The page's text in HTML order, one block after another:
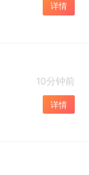
详情
10分钟前
详情